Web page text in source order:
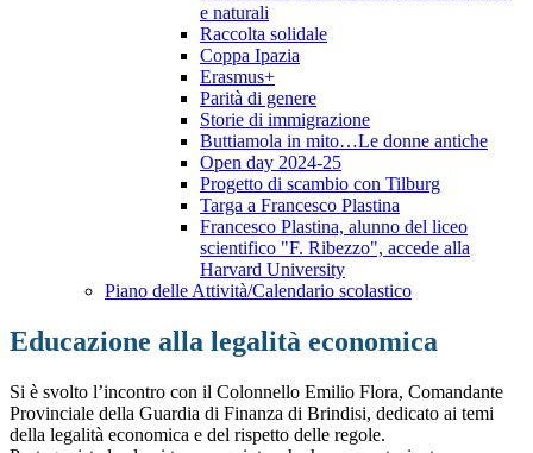
e naturali
Raccolta solidale
Coppa Ipazia
Erasmus+
Parità di genere
Storie di immigrazione
Buttiamola in mito…Le donne antiche
Open day 2024-25
Progetto di scambio con Tilburg
Targa a Francesco Plastina
Francesco Plastina, alunno del liceo
scientifico "F. Ribezzo", accede alla
Harvard University
Piano delle Attività/Calendario scolastico
Educazione alla legalità economica
Si è svolto l’incontro con il Colonnello Emilio Flora, Comandante
Provinciale della Guardia di Finanza di Brindisi, dedicato ai temi
della legalità economica e del rispetto delle regole.